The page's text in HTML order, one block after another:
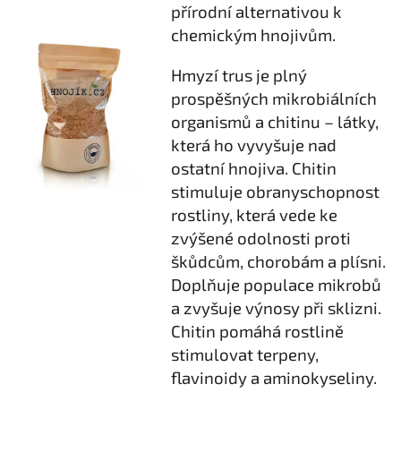
přírodní alternativou k
chemickým hnojivům.
Hmyzí trus je plný
prospěšných mikrobiálních
organismů a chitinu – látky,
která ho vyvyšuje nad
ostatní hnojiva. Chitin
stimuluje obranyschopnost
rostliny, která vede ke
zvýšené odolnosti proti
škůdcům, chorobám a plísni.
Doplňuje populace mikrobů
a zvyšuje výnosy při sklizni.
Chitin pomáhá rostlině
stimulovat terpeny,
flavinoidy a aminokyseliny.